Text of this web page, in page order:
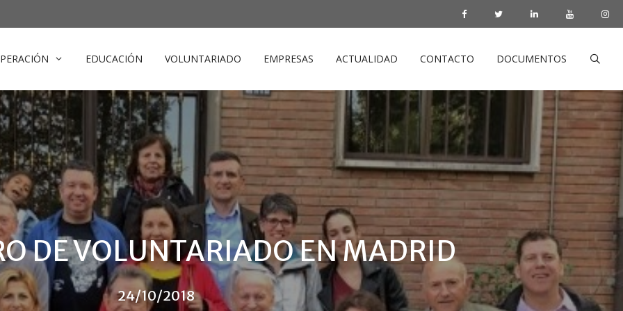
EDUCACIÓN VOLUNTARIADO EMPRESAS ACTUALIDAD CONTACTO DOCUMENTOS
DE VOLUNTARIADO EN MADRID
24/10/2018